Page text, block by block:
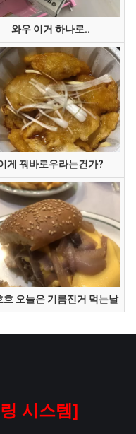
와우 이거 하나로..
게 꿔바로우라는건가?
흐 오늘은 기름진거 먹는날
시스템]